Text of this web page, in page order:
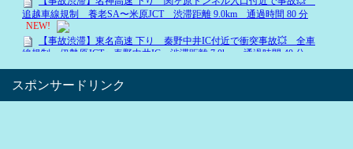
スポンサードリンク